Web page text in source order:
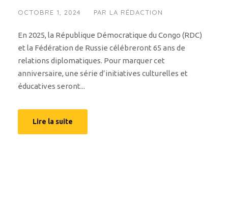
OCTOBRE 1, 2024 PAR LA RÉDACTION
En 2025, la République Démocratique du Congo (RDC)
et la Fédération de Russie célébreront 65 ans de
relations diplomatiques. Pour marquer cet
anniversaire, une série d’initiatives culturelles et
éducatives seront...
Lire la suite